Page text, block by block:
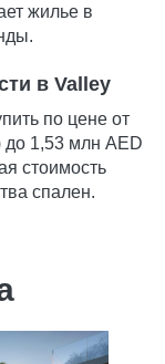
жилье в
в Valley
по цене от
до 1,53 млн AED
стоимость
спален.